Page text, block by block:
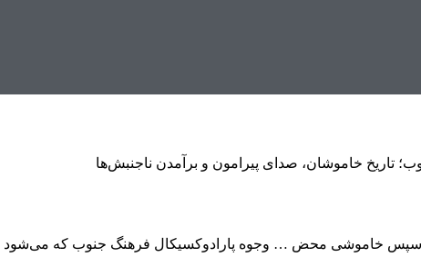
تاریخ خاموشان، صدای پیرامون و برآمدن ناجنبش‌ها
و سپس خاموشی محض … وجوه پارادوکسیکال فرهنگ جنوب که می‌شود